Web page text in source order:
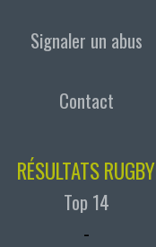
Signaler un abus
Contact
RÉSULTATS RUGBY
Top 14
-